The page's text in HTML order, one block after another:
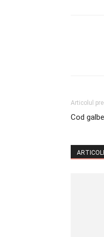
Articolul
Cod